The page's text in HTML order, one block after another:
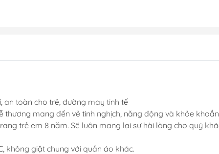
an toàn cho trẻ, đường may tinh tế
thương mang đến vẻ tinh nghịch, năng động và khỏe khoắn
trẻ em 8 năm. Sẽ luôn mang lại sự hài lòng cho quý
không giặt chung với quần áo khác.